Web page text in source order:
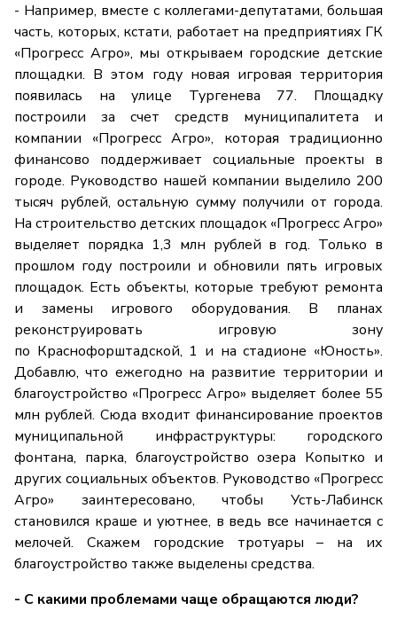
- Например, вместе с коллегами-депутатами, большая
часть, которых, кстати, работает на предприятиях ГК
«Прогресс Агро», мы открываем городские детские
площадки. В этом году новая игровая территория
появилась на улице Тургенева 77. Площадку
построили за счет средств муниципалитета и
компании «Прогресс Агро», которая традиционно
финансово поддерживает социальные проекты в
городе. Руководство нашей компании выделило 200
тысяч рублей, остальную сумму получили от города.
На строительство детских площадок «Прогресс Агро»
выделяет порядка 1,3 млн рублей в год. Только в
прошлом году построили и обновили пять игровых
площадок. Есть объекты, которые требуют ремонта
и замены игрового оборудования. В планах
реконструировать игровую зону
по Краснофорштадской, 1 и на стадионе «Юность».
Добавлю, что ежегодно на развитие территории и
благоустройство «Прогресс Агро» выделяет более 55
млн рублей. Сюда входит финансирование проектов
муниципальной инфраструктуры: городского
фонтана, парка, благоустройство озера Копытко и
других социальных объектов. Руководство «Прогресс
Агро» заинтересовано, чтобы Усть-Лабинск
становился краше и уютнее, в ведь все начинается с
мелочей. Скажем городские тротуары – на их
благоустройство также выделены средства.
- С какими проблемами чаще обращаются люди?